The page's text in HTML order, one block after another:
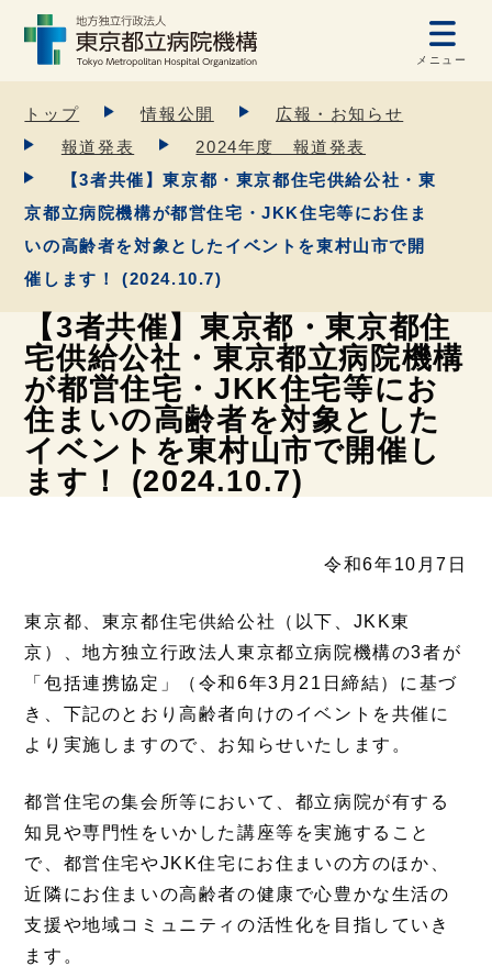
メニュー
トップ 情報公開
広報・お知らせ
報道発表
2024年度 報道発表
【3者共催】東京都・東京都住宅供給公社・東
京都立病院機構が都営住宅・JKK住宅等にお住ま
いの高齢者を対象としたイベントを東村山市で開
催します！ (2024.10.7)
【3者共催】東京都・東京都住
宅供給公社・東京都立病院機構
が都営住宅・JKK住宅等にお
住まいの高齢者を対象とした
イベントを東村山市で開催し
ます！ (2024.10.7)
令和6年10月7日
東京都、東京都住宅供給公社（以下、JKK東
京）、地方独立行政法人東京都立病院機構の3者が
「包括連携協定」（令和6年3月21日締結）に基づ
き、下記のとおり高齢者向けのイベントを共催に
より実施しますので、お知らせいたします。
都営住宅の集会所等において、都立病院が有する
知見や専門性をいかした講座等を実施すること
で、都営住宅やJKK住宅にお住まいの方のほか、
近隣にお住まいの高齢者の健康で心豊かな生活の
支援や地域コミュニティの活性化を目指していき
ます。